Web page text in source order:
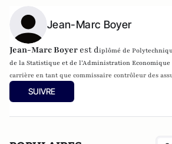
Jean-Marc Boyer
Jean-Marc Boyer est diplômé de
de la Statistique et de l’Administration Economique
carrière en tant que commissaire contrôleur des
différentes fonctions à l’Inspection Générale des
Commission de Contrôle des Assurances et à la
SUIVRE